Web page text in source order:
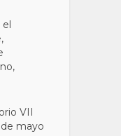
el
VII
mayo